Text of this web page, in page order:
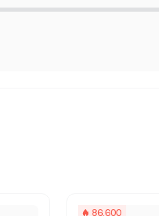
86,600